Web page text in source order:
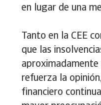
en lugar de una
Tanto en la CEE
que las
refuerza la
financiero